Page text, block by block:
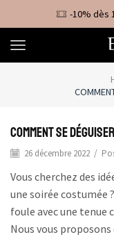
-10% dès
Comment se
26 décembre 2022 /
Vous cherchez des
une soirée costumée
foule avec une tenue
Nous vous